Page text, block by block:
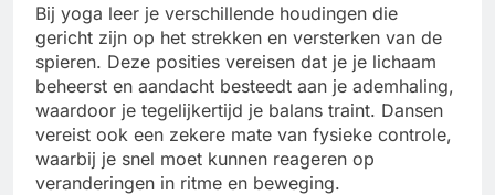
Bij yoga leer je verschillende houdingen die
gericht zijn op het strekken en versterken van de
spieren. Deze posities vereisen dat je je lichaam
beheerst en aandacht besteedt aan je ademhaling,
waardoor je tegelijkertijd je balans traint. Dansen
vereist ook een zekere mate van fysieke controle,
waarbij je snel moet kunnen reageren op
veranderingen in ritme en beweging.